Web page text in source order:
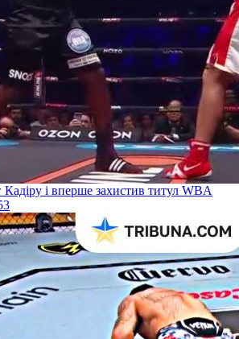
Кадіру і вперше захистив титул WBA